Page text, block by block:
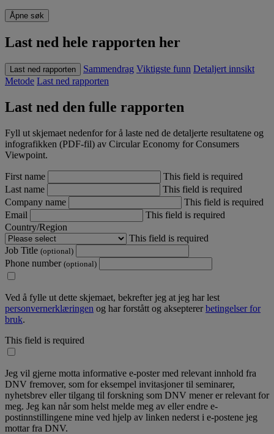
Åpne søk
Last ned hele rapporten her
Last ned rapporten Sammendrag Viktigste funn Detaljert innsikt
Metode Last ned rapporten
Last ned den fulle rapporten
Fyll ut skjemaet nedenfor for å laste ned de detaljerte resultatene og
infografikken (PDF-fil) av Circular Economy for Consumers
Viewpoint.
First name
This field is required
Last name
This field is required
Company name
This field is required
Email
This field is required
Country/Region
This field is required
Job Title (optional)
Phone number (optional)
Ved å fylle ut dette skjemaet, bekrefter jeg at jeg har lest
personvernerklæringen og har forstått og akseptererbetingelser for
bruk.
This field is required
Jeg vil gjerne motta informative e-poster med relevant innhold fra
DNV fremover, som for eksempel invitasjoner til seminarer,
nyhetsbrev eller tilgang til forskning som DNV mener er relevant for
meg. Jeg kan når som helst melde meg av eller endre e-
postinnstillingene mine ved hjelp av linken nederst i e-postene jeg
mottar fra DNV.